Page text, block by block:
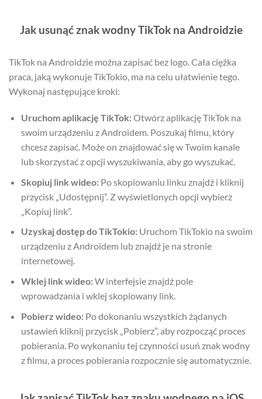
Jak usunąć znak wodny TikTok na Androidzie
TikTok na Androidzie można zapisać bez logo. Cała ciężka
praca, jaką wykonuje TikTokio, ma na celu ułatwienie tego.
Wykonaj następujące kroki:
Uruchom aplikację TikTok:Otwórz aplikację TikTok na
swoim urządzeniu z Androidem. Poszukaj filmu, który
chcesz zapisać. Może on znajdować się w Twoim kanale
lub skorzystać z opcji wyszukiwania, aby go wyszukać.
Skopiuj link wideo:Po skopiowaniu linku znajdź i kliknij
przycisk „Udostępnij”. Z wyświetlonych opcji wybierz
„Kopiuj link”.
Uzyskaj dostęp do TikTokio:Uruchom TikTokio na swoim
urządzeniu z Androidem lub znajdź je na stronie
internetowej.
Wklej link wideo:W interfejsie znajdź pole
wprowadzania i wklej skopiowany link.
Pobierz wideo:Po dokonaniu wszystkich żądanych
ustawień kliknij przycisk „Pobierz”, aby rozpocząć proces
pobierania. Po wykonaniu tej czynności usuń znak wodny
z filmu, a proces pobierania rozpocznie się automatycznie.